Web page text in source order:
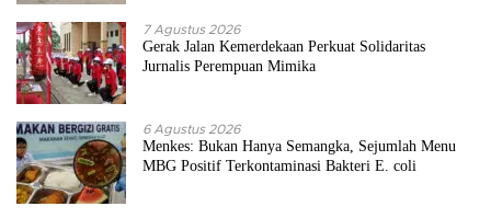
7 Agustus 2026
Gerak Jalan Kemerdekaan Perkuat Solidaritas
Jurnalis Perempuan Mimika
6 Agustus 2026
Menkes: Bukan Hanya Semangka, Sejumlah Menu
MBG Positif Terkontaminasi Bakteri E. coli